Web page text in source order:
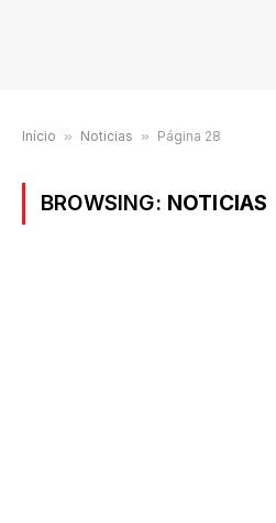
Início » Noticias » Página 28
BROWSING: NOTICIAS